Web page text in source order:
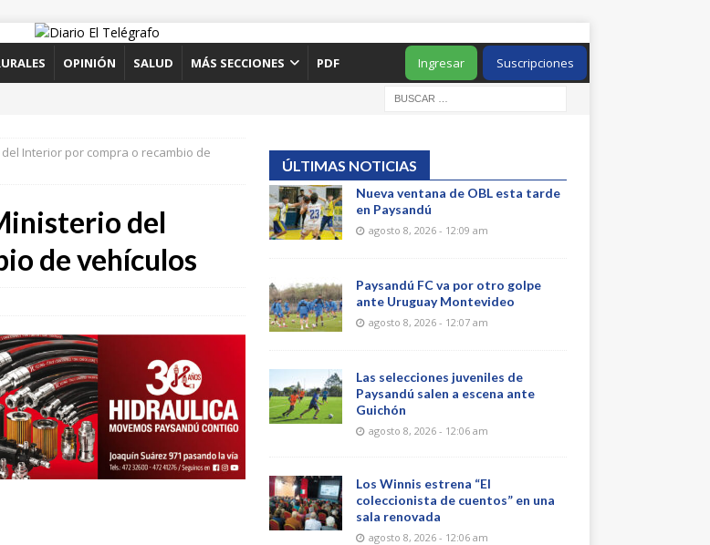
OPINIÓN SALUD MÁS SECCIONES PDF Suscripciones
Ingresar
Interior por compra o recambio de
del
de vehículos
ÚLTIMAS NOTICIAS
Nueva ventana de OBL esta tarde
en Paysandú
agosto 8, 2026 - 12:09 am
Paysandú FC va por otro golpe
ante Uruguay Montevideo
agosto 8, 2026 - 12:07 am
Las selecciones juveniles de
Paysandú salen a escena ante
Guichón
agosto 8, 2026 - 12:06 am
Los Winnis estrena “El
coleccionista de cuentos” en una
sala renovada
agosto 8, 2026 - 12:06 am